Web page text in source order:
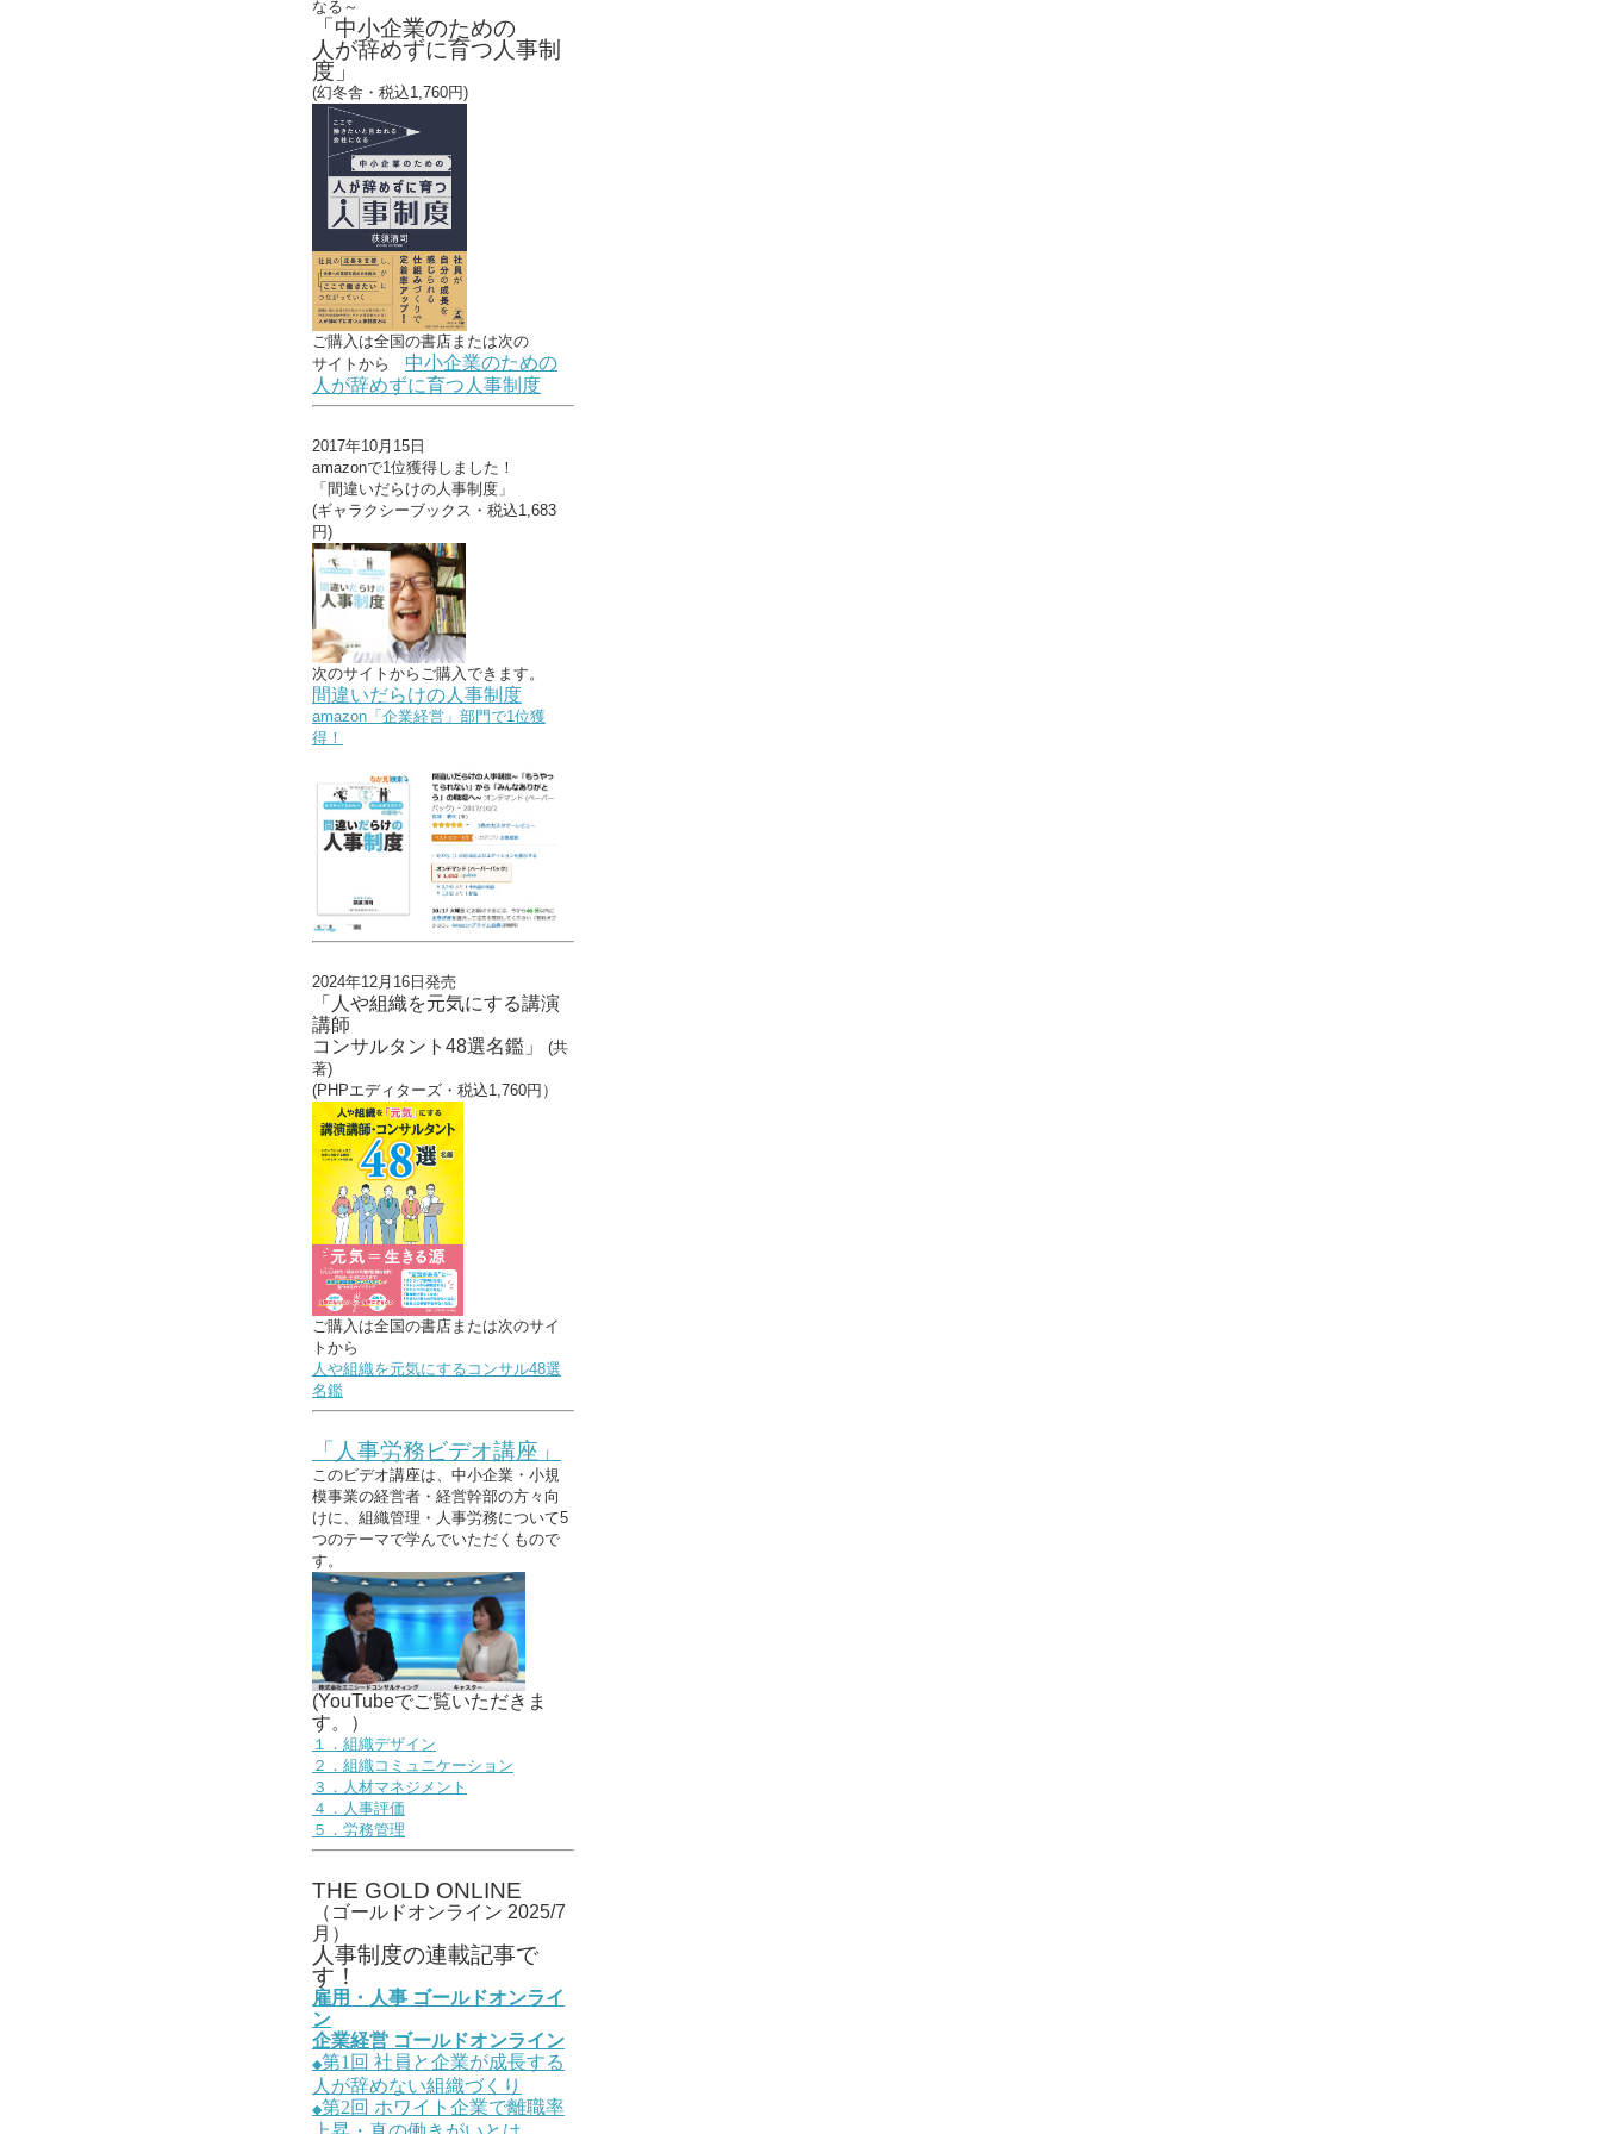
なる～
「中小企業のための
人が辞めずに育つ人事制
度」
(幻冬舎・税込1,760円)
ご購入は全国の書店または次の
サイトから 中小企業のための
人が辞めずに育つ人事制度
2017年10月15日
amazonで1位獲得しました！
「間違いだらけの人事制度」
(ギャラクシーブックス・税込1,683
円)
次のサイトからご購入できます。
間違いだらけの人事制度
amazon「企業経営」部門で1位獲
得！
2024年12月16日発売
「人や組織を元気にする講演
講師
コンサルタント48選名鑑」 (共
著)
(PHPエディターズ・税込1,760円）
ご購入は全国の書店または次のサイ
トから
人や組織を元気にするコンサル48選
名鑑
「人事労務ビデオ講座」
このビデオ講座は、中小企業・小規
模事業の経営者・経営幹部の方々向
けに、組織管理・人事労務について5
つのテーマで学んでいただくもので
す。
(YouTubeでご覧いただきま
す。）
１．組織デザイン
２．組織コミュニケーション
３．人材マネジメント
４．人事評価
５．労務管理
THE GOLD ONLINE
（ゴールドオンライン 2025/7
月）
人事制度の連載記事で
す！
雇用・人事 ゴールドオンライ
ン
企業経営 ゴールドオンライン
◆第1 回 社員と企業が成長する
人が辞めない組織づくり
◆第2回 ホワイト企業で離職率